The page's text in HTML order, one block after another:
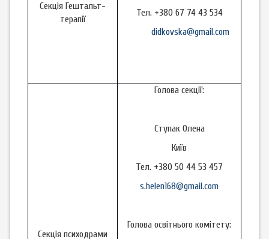
Секція Гештальт-
терапії
Тел. +380 67 74 43 534
didkovska@gmail.com
Секція психодрами
Голова секції:
Ступак Олена
Київ
Тел. +380 50 44 53 457
s.helen168@gmail.com
Голова освітнього комітету: